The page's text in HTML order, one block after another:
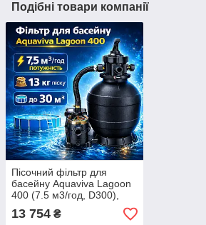
Подібні товари компанії
Пісочний фільтр для
басейну Aquaviva Lagoon
400 (7.5 м3/год, D300),
фільтраційна система для
каркасного басейну
13 754 ₴